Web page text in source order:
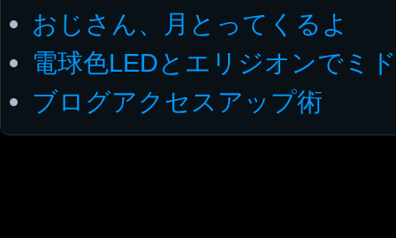
おじさん、月とってくるよ
電球色LEDとエリジオンでミ
ブログアクセスアップ術